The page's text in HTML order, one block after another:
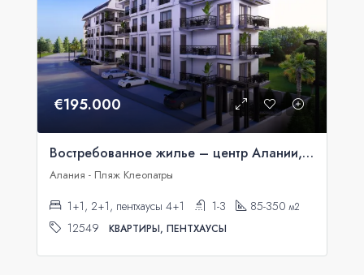
€195.000
Востребованное жилье – центр Алании, рассрочка
Алания - Пляж Клеопатры
1+1, 2+1, пентхаусы 4+1 1-3 85-350 м2
12549 КВАРТИРЫ, ПЕНТХАУСЫ